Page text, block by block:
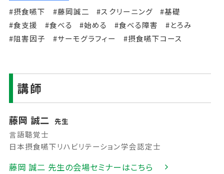
#摂食嚥下
#藤岡誠二 #スクリーニング
#基礎
#食支援
#食べる #始める #食べる障害
#とろみ
#阻害因子
#サーモグラフィー #摂食嚥下コース
講師
藤岡 誠二 先生
言語聴覚士
日本摂食嚥下リハビリテーション学会認定士
藤岡 誠二 先生の会場セミナーはこちら